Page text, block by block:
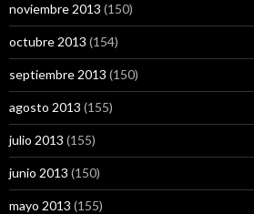
noviembre 2013 (150)
octubre 2013 (154)
septiembre 2013 (150)
agosto 2013 (155)
julio 2013 (155)
junio 2013 (150)
mayo 2013 (155)